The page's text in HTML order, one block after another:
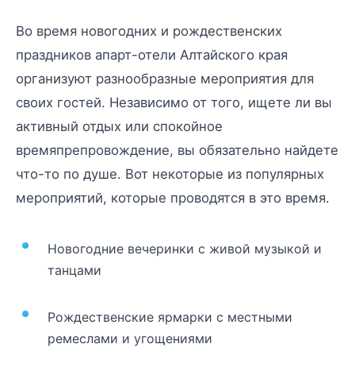
Во время новогодних и рождественских
праздников апарт-отели Алтайского края
организуют разнообразные мероприятия для
своих гостей. Независимо от того, ищете ли вы
активный отдых или спокойное
времяпрепровождение, вы обязательно найдете
что-то по душе. Вот некоторые из популярных
мероприятий, которые проводятся в это время.
Новогодние вечеринки с живой музыкой и
танцами
Рождественские ярмарки с местными
ремеслами и угощениями